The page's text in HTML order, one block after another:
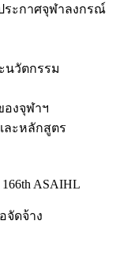
ระกาศจุฬาลงกรณ์
นวัตกรรม
งจุฬาฯ
ละหลักสูตร
166th ASAIHL
จัดจ้าง